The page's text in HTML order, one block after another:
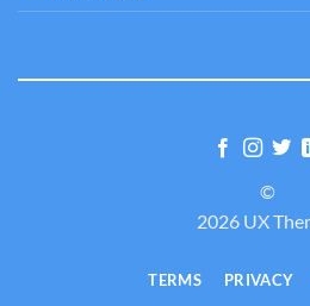
©
2026 UX
TERMS PRIVACY